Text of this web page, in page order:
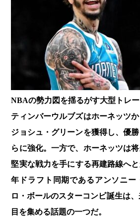
NBAの勢力図を揺るがす大型トレー
ティンバーウルブズはホーネッツ
ジョシュ・グリーンを獲得し、優
らに強化。一方で、ホーネッツは
堅実な戦力を手にする再建路線へ
年ドラフト同期であるアンソニー
ロ・ボールのスターコンビ誕生は
目を集める話題の一つだ。